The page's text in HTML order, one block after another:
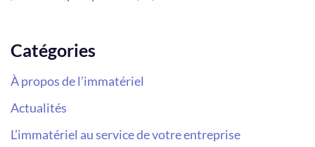
Catégories
À propos de l’immatériel
Actualités
L’immatériel au service de votre entreprise